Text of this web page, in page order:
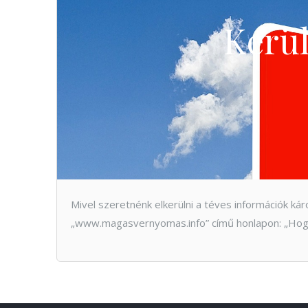
Mivel szeretnénk elkerülni a téves információk
„www.magasvernyomas.info” című honlapon: